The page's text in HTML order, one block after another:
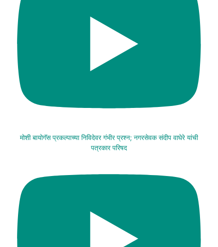
मोशी बायोगॅस प्रकल्पाच्या निविदेवर गंभीर प्रश्न; नगरसेवक संदीप वाघेरे यांची
पत्रकार परिषद